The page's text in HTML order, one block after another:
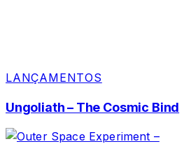
LANÇAMENTOS
Ungoliath – The Cosmic Bind